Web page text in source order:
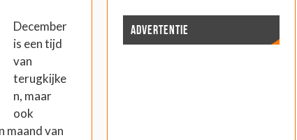
December
is een tijd
van
terugkijke
n, maar
ook
maand van
ADVERTENTIE